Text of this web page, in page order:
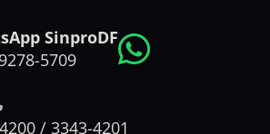
SinproDF
5709
/ 3343-4201